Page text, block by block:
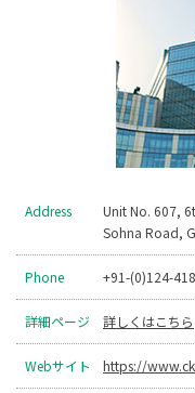
Address
Unit No. 607,
Sohna Road,
Phone +91-(0)124-
詳細ページ 詳しくはこちら
Webサイト https://